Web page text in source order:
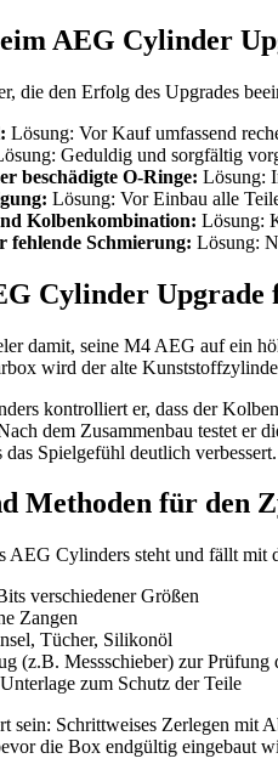
AEG Cylinder
die den Erfolg des Upgrades
Lösung: Vor Kauf umfassend
Geduldig und sorgfältig
beschädigte O-Ringe: Lösung:
Lösung: Vor Einbau alle
Kolbenkombination: Lösung:
fehlende Schmierung: Lösung:
Cylinder Upgrade
damit, seine M4 AEG auf ein
wird der alte
kontrolliert er, dass der
dem Zusammenbau testet er
Spielgefühl deutlich verbessert.
Methoden für den
AEG Cylinders steht und fällt mit
verschiedener Größen
Zangen
Tücher, Silikonöl
(z.B. Messschieber) zur Prüfung
zum Schutz der Teile
sein: Schrittweises Zerlegen mit
die Box endgültig eingebaut